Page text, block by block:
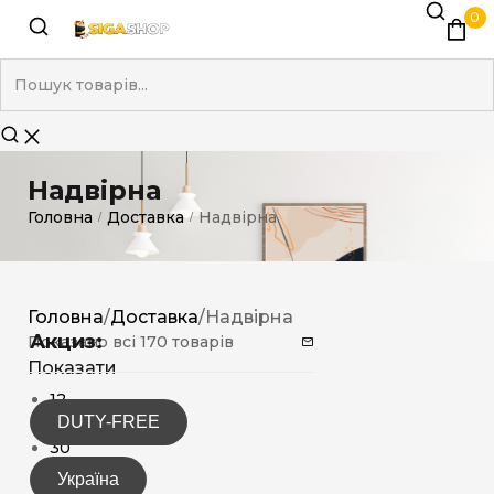
0
Надвірна
Головна / Доставка / Надвірна
Акциз:
DUTY-FREE
Україна
Головна/Доставка/Надвірна
Показано всі 170 товарів
Показати
12
15
30